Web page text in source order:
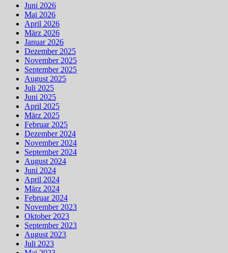
Juni 2026
Mai 2026
April 2026
März 2026
Januar 2026
Dezember 2025
November 2025
September 2025
August 2025
Juli 2025
Juni 2025
April 2025
März 2025
Februar 2025
Dezember 2024
November 2024
September 2024
August 2024
Juni 2024
April 2024
März 2024
Februar 2024
November 2023
Oktober 2023
September 2023
August 2023
Juli 2023